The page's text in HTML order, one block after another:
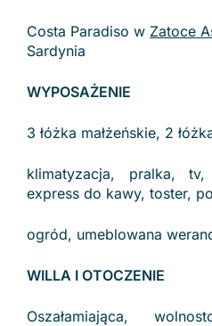
Costa Paradiso w Zatoce
Sardynia
WYPOSAŻENIE
3 łóżka małżeńskie, 2
klimatyzacja, pralka,
express do kawy, toster,
ogród, umeblowana
WILLA I OTOCZENIE
Oszałamiająca,